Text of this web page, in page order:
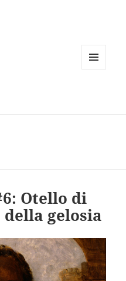
Otello di
gelosia